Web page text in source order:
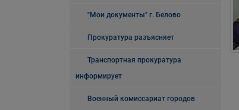
"Мои документы" г. Белово
Прокуратура разъясняет
Транспортная прокуратура
информирует
Военный комиссариат городов